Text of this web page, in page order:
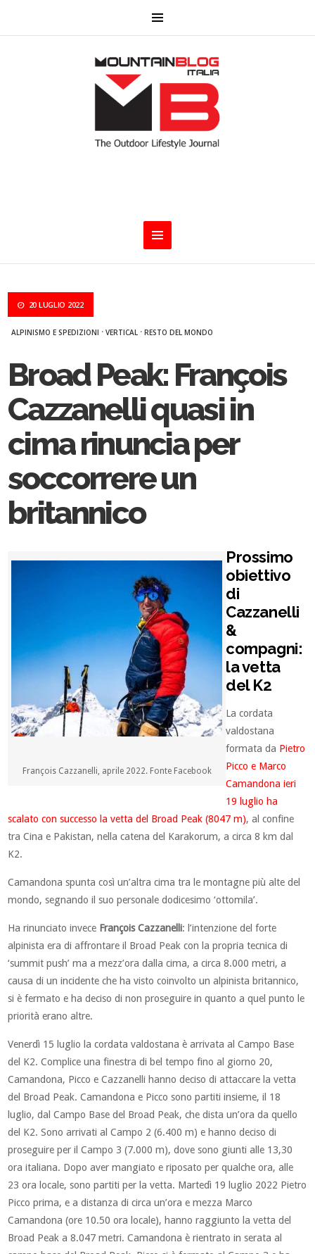
20 LUGLIO 2022
ALPINISMO E SPEDIZIONI ·VERTICAL ·RESTO DEL MONDO
Broad Peak: François
Cazzanelli quasi in
cima rinuncia per
soccorrere un
britannico
François Cazzanelli, aprile 2022. Fonte Facebook
Prossimo
obiettivo
di
Cazzanelli
&
compagni:
la vetta
del K2
La cordata
valdostana
formata da Pietro
Picco e Marco
Camandona ieri
19 luglio ha
scalato con successo la vetta del Broad Peak (8047 m), al confine
tra Cina e Pakistan, nella catena del Karakorum, a circa 8 km dal
K2.
Camandona spunta così un’altra cima tra le montagne più alte del
mondo, segnando il suo personale dodicesimo ‘ottomila’.
Ha rinunciato invece François Cazzanelli: l’intenzione del forte
alpinista era di affrontare il Broad Peak con la propria tecnica di
‘summit push’ ma a mezz’ora dalla cima, a circa 8.000 metri, a
causa di un incidente che ha visto coinvolto un alpinista britannico,
si è fermato e ha deciso di non proseguire in quanto a quel punto le
priorità erano altre.
Venerdì 15 luglio la cordata valdostana è arrivata al Campo Base
del K2. Complice una finestra di bel tempo fino al giorno 20,
Camandona, Picco e Cazzanelli hanno deciso di attaccare la vetta
del Broad Peak. Camandona e Picco sono partiti insieme, il 18
luglio, dal Campo Base del Broad Peak, che dista un’ora da quello
del K2. Sono arrivati al Campo 2 (6.400 m) e hanno deciso di
proseguire per il Campo 3 (7.000 m), dove sono giunti alle 13,30
ora italiana. Dopo aver mangiato e riposato per qualche ora, alle
23 ora locale, sono partiti per la vetta. Martedì 19 luglio 2022 Pietro
Picco prima, e a distanza di circa un’ora e mezza Marco
Camandona (ore 10.50 ora locale), hanno raggiunto la vetta del
Broad Peak a 8.047 metri. Camandona è rientrato in serata al